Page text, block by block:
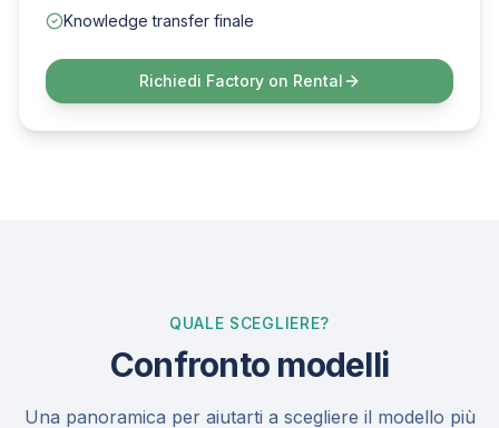
Knowledge transfer finale
Richiedi Factory on Rental
QUALE SCEGLIERE?
Confronto modelli
Una panoramica per aiutarti a scegliere il modello più